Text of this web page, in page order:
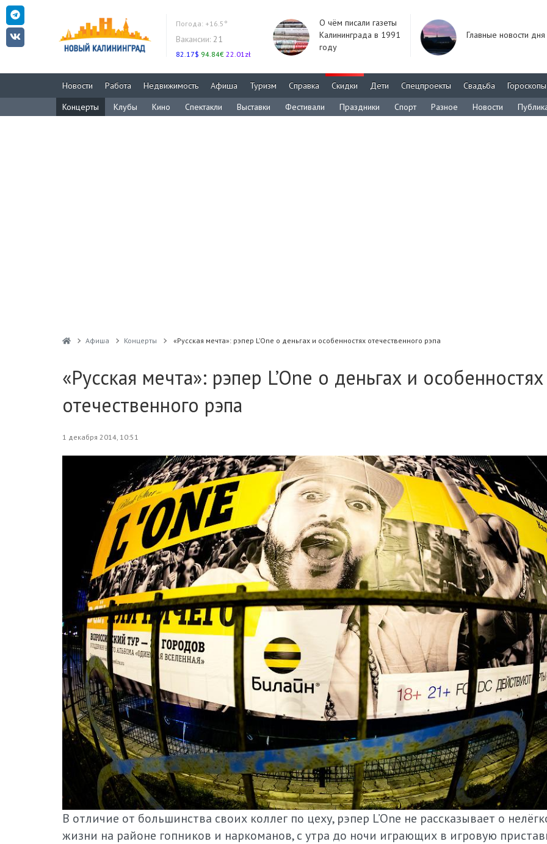
Погода: +16.5°
Вакансии: 21
82.17$ 94.84€ 22.01zł
О чём писали газеты
Калининграда в 1991
году
Главные новости дня
Новости Работа Недвижимость Афиша Туризм Справка Скидки Дети Спецпроекты Свадьба
Гороскопы
Концерты
Клубы Кино Спектакли Выставки Фестивали Праздники Спорт Разное Новости
Афиша Концерты «Русская мечта»: рэпер L’One о деньгах и особенностях отечественного рэпа
«Русская мечта»: рэпер L’One о деньгах и особенностях
отечественного рэпа
1 декабря 2014, 10:51
В отличие от большинства своих коллег по цеху, рэпер L’One не рассказывает о
жизни на районе гопников и наркоманов, с утра до ночи играющих в игровую